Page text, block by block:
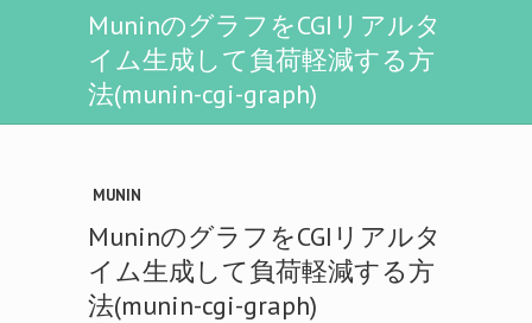
MuninのグラフをCGIリアルタ
イム生成して負荷軽減する方
法(munin-cgi-graph)
MUNIN
MuninのグラフをCGIリアルタ
イム生成して負荷軽減する方
法(munin-cgi-graph)